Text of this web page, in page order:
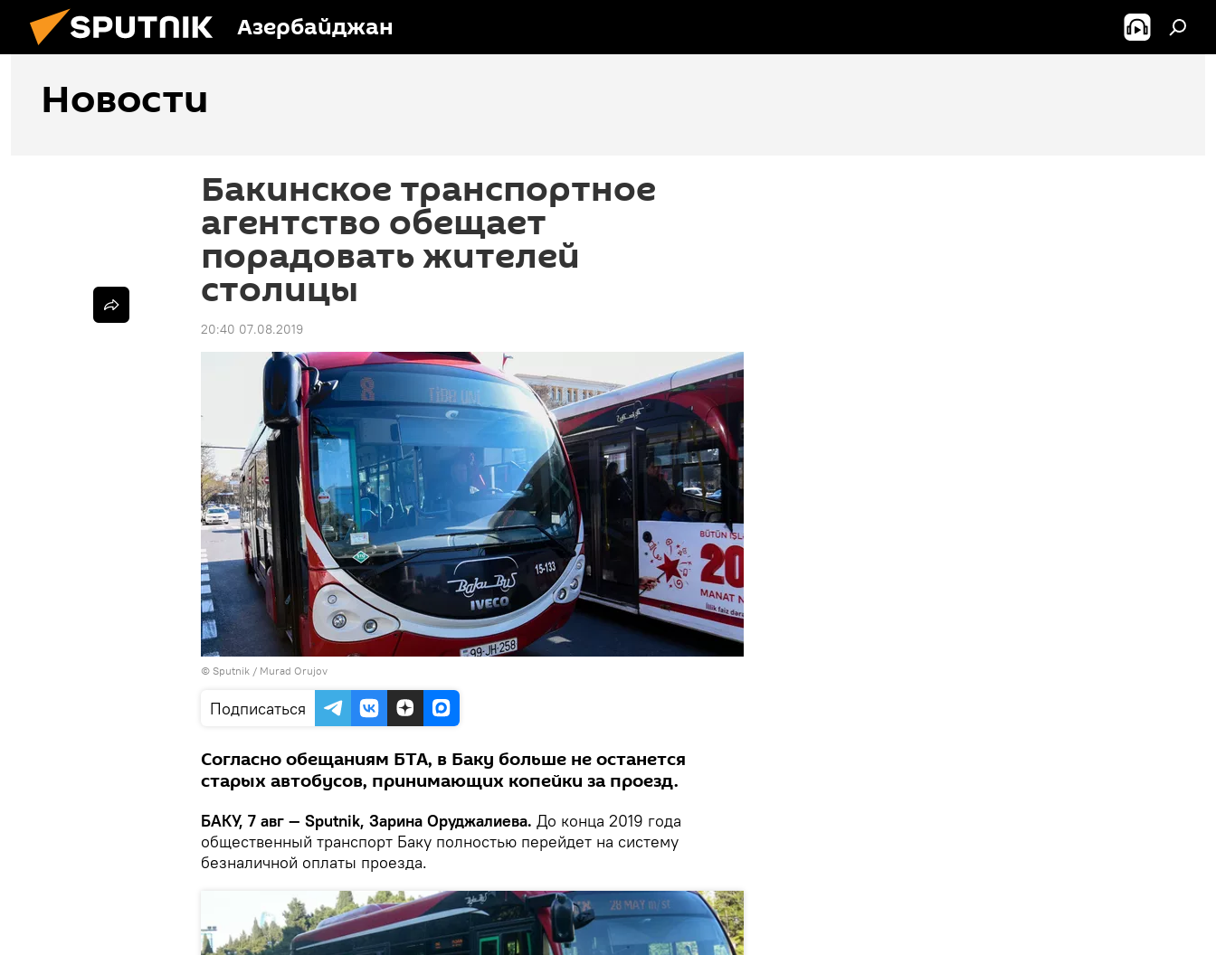
Азербайджан
Новости
Бакинское транспортное
агентство обещает
порадовать жителей
столицы
20:40 07.08.2019
© Sputnik / Murad Orujov
Подписаться
Согласно обещаниям БТА, в Баку больше не останется
старых автобусов, принимающих копейки за проезд.
БАКУ, 7 авг — Sputnik, Зарина Оруджалиева. До конца 2019 года
общественный транспорт Баку полностью перейдет на систему
безналичной оплаты проезда.